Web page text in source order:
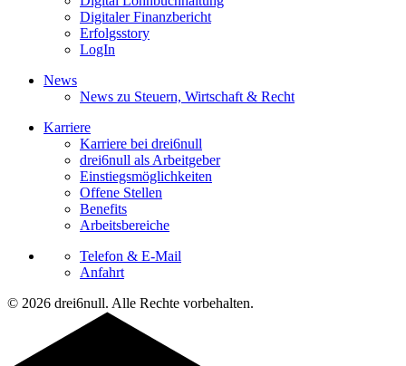
Digitaler Finanzbericht
Erfolgsstory
LogIn
News
News zu Steuern, Wirtschaft & Recht
Karriere
Karriere bei drei6null
drei6null als Arbeitgeber
Einstiegsmöglichkeiten
Offene Stellen
Benefits
Arbeitsbereiche
Telefon & E-Mail
Anfahrt
© 2026 drei6null. Alle Rechte vorbehalten.